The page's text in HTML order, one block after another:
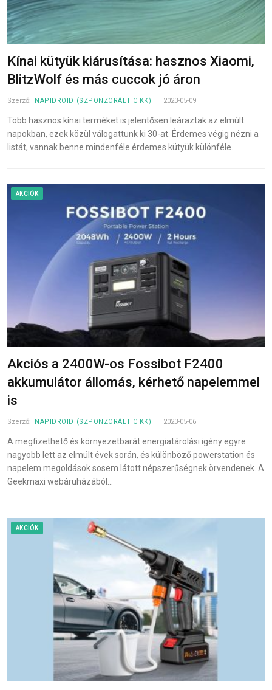
Kínai kütyük kiárusítása: hasznos Xiaomi,
BlitzWolf és más cuccok jó áron
Szerző: NAPIDROID (SZPONZORÁLT CIKK) 2023-05-09
Több hasznos kínai terméket is jelentősen leáraztak az elmúlt
napokban, ezek közül válogattunk ki 30-at. Érdemes végig nézni a
listát, vannak benne mindenféle érdemes kütyük különféle…
AKCIÓK
Akciós a 2400W-os Fossibot F2400
akkumulátor állomás, kérhető napelemmel
is
Szerző: NAPIDROID (SZPONZORÁLT CIKK) 2023-05-06
A megfizethető és környezetbarát energiatárolási igény egyre
nagyobb lett az elmúlt évek során, és különböző powerstation és
napelem megoldások sosem látott népszerűségnek örvendenek. A
Geekmaxi webáruházából…
AKCIÓK